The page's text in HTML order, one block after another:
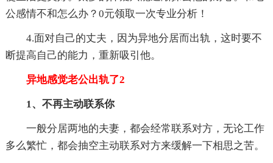
公感情不和怎么办？0元领取一次专业分析！
4.面对自己的丈夫，因为异地分居而出轨，这时要不
断提高自己的能力，重新吸引他。
异地感觉老公出轨了2
1、不再主动联系你
一般分居两地的夫妻，都会经常联系对方，无论工作
多么繁忙，都会抽空主动联系对方来缓解一下相思之苦。